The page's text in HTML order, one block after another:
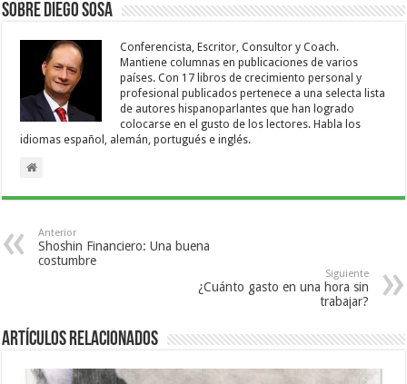
Sobre Diego Sosa
Conferencista, Escritor, Consultor y Coach.
Mantiene columnas en publicaciones de varios
países. Con 17 libros de crecimiento personal y
profesional publicados pertenece a una selecta lista
de autores hispanoparlantes que han logrado
colocarse en el gusto de los lectores. Habla los
idiomas español, alemán, portugués e inglés.
Anterior
Shoshin Financiero: Una buena
costumbre
Siguiente
¿Cuánto gasto en una hora sin
trabajar?
Artículos relacionados